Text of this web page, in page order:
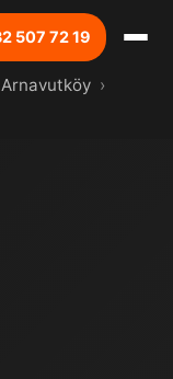
507 72 19
Arnavutköy ›